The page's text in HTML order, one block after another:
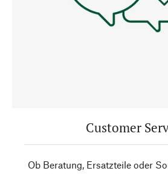
Customer
Ob Beratung, Ersatzteile oder